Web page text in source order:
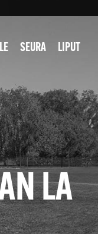
SEURA LIPUT
LA